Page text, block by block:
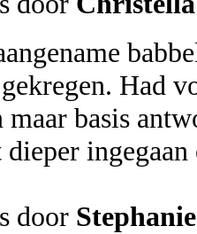
Had
basis
door Stephanie